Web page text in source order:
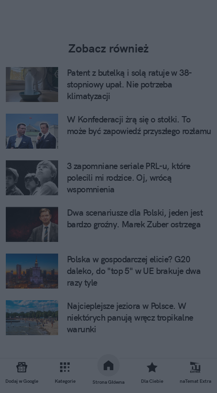
Dodaj w Google Kategorie Strona Główna Dla Ciebie naTemat Extra
Zobacz również
Patent z butelką i solą ratuje w 38-
stopniowy upał. Nie potrzeba
klimatyzacji
W Konfederacji żrą się o stołki. To
może być zapowiedź przyszłego rozłamu
3 zapomniane seriale PRL-u, które
polecili mi rodzice. Oj, wrócą
wspomnienia
Dwa scenariusze dla Polski, jeden jest
bardzo groźny. Marek Zuber ostrzega
Polska w gospodarczej elicie? G20
daleko, do "top 5" w UE brakuje dwa
razy tyle
Najcieplejsze jeziora w Polsce. W
niektórych panują wręcz tropikalne
warunki